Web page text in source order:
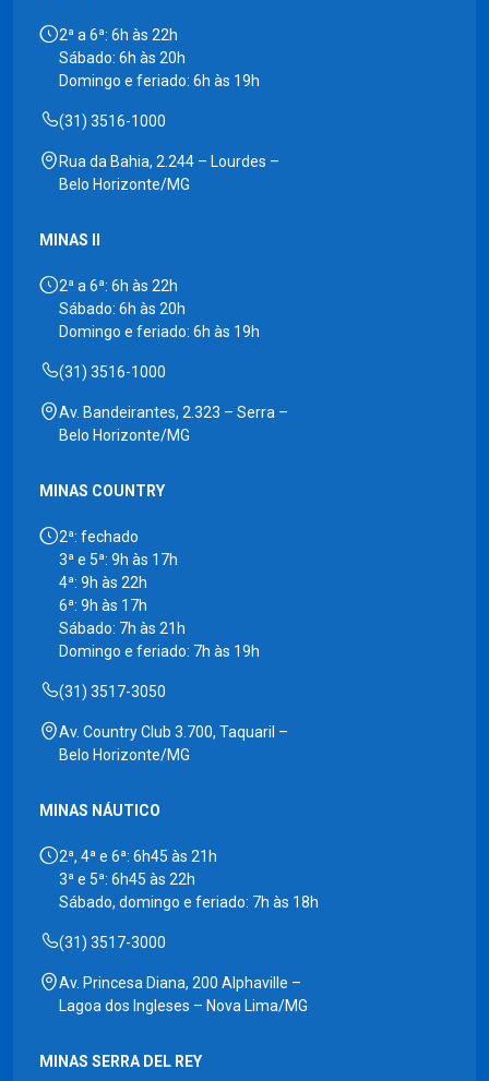
2ª a 6ª: 6h às 22h
Sábado: 6h às 20h
Domingo e feriado: 6h às 19h
(31) 3516-1000
Rua da Bahia, 2.244 – Lourdes –
Belo Horizonte/MG
MINAS II
2ª a 6ª: 6h às 22h
Sábado: 6h às 20h
Domingo e feriado: 6h às 19h
(31) 3516-1000
Av. Bandeirantes, 2.323 – Serra –
Belo Horizonte/MG
MINAS COUNTRY
2ª: fechado
3ª e 5ª: 9h às 17h
4ª: 9h às 22h
6ª: 9h às 17h
Sábado: 7h às 21h
Domingo e feriado: 7h às 19h
(31) 3517-3050
Av. Country Club 3.700, Taquaril –
Belo Horizonte/MG
MINAS NÁUTICO
2ª, 4ª e 6ª: 6h45 às 21h
3ª e 5ª: 6h45 às 22h
Sábado, domingo e feriado: 7h às 18h
(31) 3517-3000
Av. Princesa Diana, 200 Alphaville –
Lagoa dos Ingleses – Nova Lima/MG
MINAS SERRA DEL REY